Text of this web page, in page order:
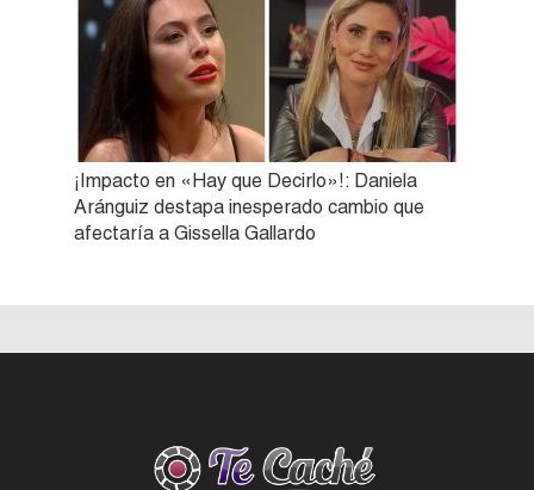
¡Impacto en «Hay que Decirlo»!: Daniela
Aránguiz destapa inesperado cambio que
afectaría a Gissella Gallardo